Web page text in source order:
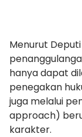
Menurut Deputi
hanya dapat
penegakan
juga melalui
approach)
karakter.